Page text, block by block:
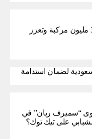
GAC تتجاوز حاجز 30 مليون مركبة وتعزز
لضمان استدامة
“سميرف ريان” في
على تيك توك؟